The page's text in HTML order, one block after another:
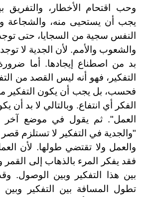
وحب اقتحام الأخطار، والتفريق
يجب أن يستحيى منه، والشجاعة
النفس سجية من السجايا، حتى توجد
والشعوب والأمم. لأن الجدية لا
بد من اصطناع إيجادها. أما
التفكير، فهو أنه ليس القصد من
فحسب، بل يجب أن يكون التفكير من
الفكر أي انتفاع. وبالتالي لا بد أن
العمل". ثم يقول في موضع آخر
"والجدية في التفكير لا تستلزم قصر
والعمل ولا تقتضي طولها. لأن
فقد يفكر المرء بالذهاب إلى
بين هذا التفكير وبين الوصول.
تطول المسافة بين التفكير وبين